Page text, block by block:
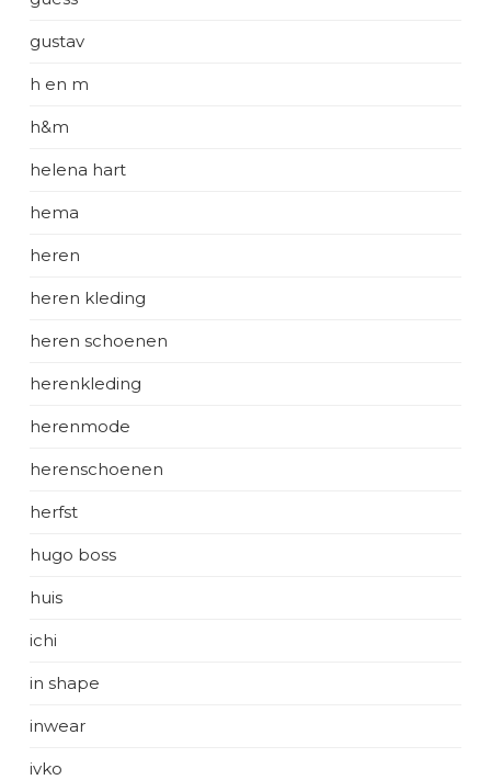
gustav
h en m
h&m
helena hart
hema
heren
heren kleding
heren schoenen
herenkleding
herenmode
herenschoenen
herfst
hugo boss
huis
ichi
in shape
inwear
ivko